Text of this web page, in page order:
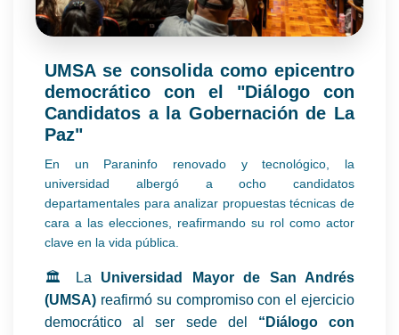
UMSA se consolida como epicentro
democrático con el "Diálogo con
Candidatos a la Gobernación de La
Paz"
En un Paraninfo renovado y tecnológico, la
universidad albergó a ocho candidatos
departamentales para analizar propuestas técnicas de
cara a las elecciones, reafirmando su rol como actor
clave en la vida pública.
🏛️ La Universidad Mayor de San Andrés
(UMSA) reafirmó su compromiso con el ejercicio
democrático al ser sede del “Diálogo con